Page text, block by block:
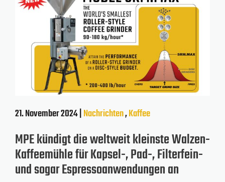
21. November 2024 |Nachrichten,Kaffee
MPE kündigt die weltweit kleinste Walzen-
Kaffeemühle für Kapsel-, Pad-, Filterfein-
und sogar Espressoanwendungen an